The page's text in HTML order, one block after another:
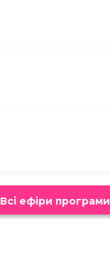
Всі ефіри програми